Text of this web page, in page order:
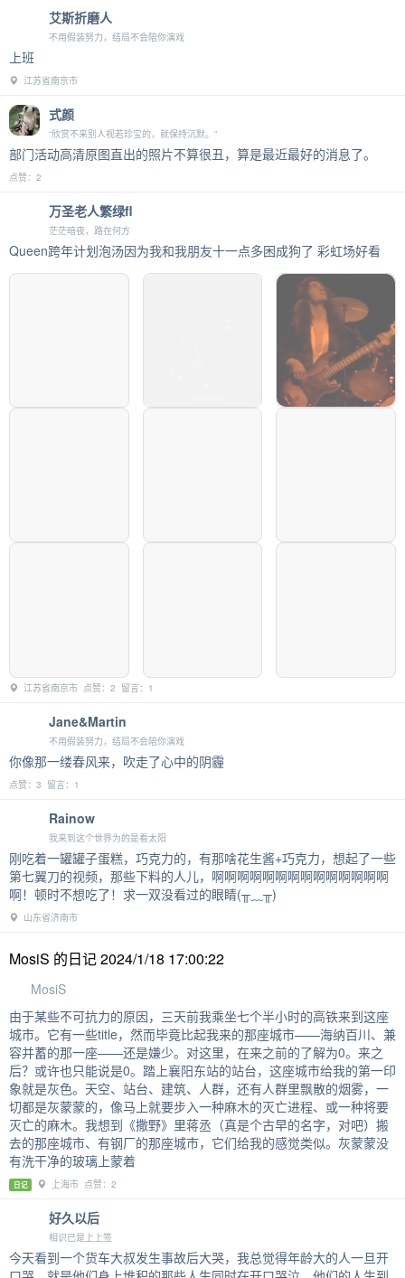
艾斯折磨人
不用假装努力，结局不会陪你演戏
上班
江苏省南京市
式颜
“欣赏不来别人视若珍宝的，就保持沉默。”
部门活动高清原图直出的照片不算很丑，算是最近最好的消息了。
点赞：2
万圣老人繁绿fl
茫茫暗夜，路在何方
Queen跨年计划泡汤因为我和我朋友十一点多困成狗了 彩虹场好看
江苏省南京市 点赞：2 留言：1
Jane&Martin
不用假装努力，结局不会陪你演戏
你像那一缕春风来，吹走了心中的阴霾
点赞：3 留言：1
Rainow
我来到这个世界为的是看太阳
刚吃着一罐罐子蛋糕，巧克力的，有那啥花生酱+巧克力，想起了一些
第七翼刀的视频，那些下料的人儿，啊啊啊啊啊啊啊啊啊啊啊啊啊啊
啊！顿时不想吃了！求一双没看过的眼睛(╥﹏╥)
山东省济南市
MosiS 的日记 2024/1/18 17:00:22
MosiS
由于某些不可抗力的原因，三天前我乘坐七个半小时的高铁来到这座
城市。它有一些title，然而毕竟比起我来的那座城市——海纳百川、兼
容并蓄的那一座——还是嫌少。对这里，在来之前的了解为0。来之
后？或许也只能说是0。踏上襄阳东站的站台，这座城市给我的第一印
象就是灰色。天空、站台、建筑、人群，还有人群里飘散的烟雾，一
切都是灰蒙蒙的，像马上就要步入一种麻木的灭亡进程、或一种将要
灭亡的麻木。我想到《撒野》里蒋丞（真是个古早的名字，对吧）搬
去的那座城市、有钢厂的那座城市，它们给我的感觉类似。灰蒙蒙没
有洗干净的玻璃上蒙着
日记 上海市 点赞：2
好久以后
相识已是上上签
今天看到一个货车大叔发生事故后大哭，我总觉得年龄大的人一旦开